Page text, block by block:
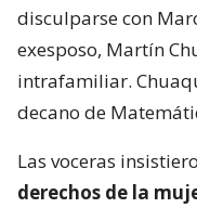
disculparse con
exesposo, Martín
intrafamiliar.
decano de
Las voceras
derechos de la